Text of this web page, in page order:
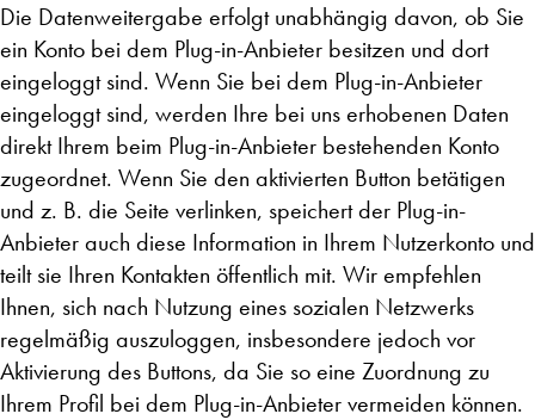
Die Datenweitergabe erfolgt unabhängig davon, ob Sie
ein Konto bei dem Plug-in-Anbieter besitzen und dort
eingeloggt sind. Wenn Sie bei dem Plug-in-Anbieter
eingeloggt sind, werden Ihre bei uns erhobenen Daten
direkt Ihrem beim Plug-in-Anbieter bestehenden Konto
zugeordnet. Wenn Sie den aktivierten Button betätigen
und z. B. die Seite verlinken, speichert der Plug-in-
Anbieter auch diese Information in Ihrem Nutzerkonto und
teilt sie Ihren Kontakten öffentlich mit. Wir empfehlen
Ihnen, sich nach Nutzung eines sozialen Netzwerks
regelmäßig auszuloggen, insbesondere jedoch vor
Aktivierung des Buttons, da Sie so eine Zuordnung zu
Ihrem Profil bei dem Plug-in-Anbieter vermeiden können.